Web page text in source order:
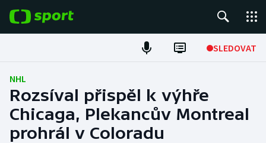
SLEDOVAT
Fotbal
Hokej
Tenis
NHL
Rozsíval přispěl k výhře
Chicaga, Plekancův Montreal
prohrál v Coloradu